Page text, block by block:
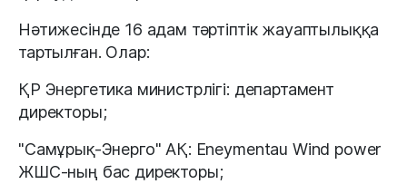
Нәтижесінде 16 адам тәртіптік жауаптылыққа
тартылған. Олар:
ҚР Энергетика министрлігі: департамент
директоры;
"Самұрық-Энерго" АҚ: Eneymentau Wind power
ЖШС-ның бас директоры;